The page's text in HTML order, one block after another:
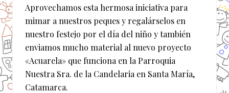
Aprovechamos esta hermosa iniciativa para
mimar a nuestros peques y regalárselos en
nuestro festejo por el día del niño y también
enviamos mucho material al nuevo proyecto
«Acuarela» que funciona en la Parroquia
Nuestra Sra. de la Candelaria en Santa María,
Catamarca.